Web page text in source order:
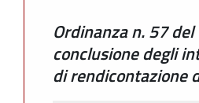
Ordinanza n. 57
conclusione degli
di rendicontazione